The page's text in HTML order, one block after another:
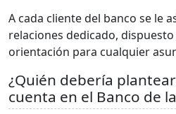
A cada cliente del banco se le
relaciones dedicado,
orientación para cualquier
¿Quién debería
cuenta en el Banco de